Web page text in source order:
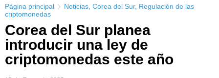
Página principal Noticias Corea del Sur, Regulación de las
criptomonedas
Corea del Sur planea
introducir una ley de
criptomonedas este año